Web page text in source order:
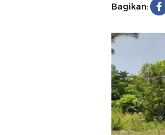
Bagikan: